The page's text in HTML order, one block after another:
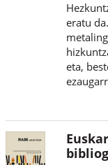
eratu
eta,